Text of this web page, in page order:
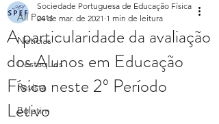
All Posts
Notícias
Destaques
Revista
Boletim
A particularidade da avaliação
dos Alunos em Educação
Física neste 2º Período
Letivo
Sociedade Portuguesa de Educação Física
24 de mar. de 2021 1 min de leitura